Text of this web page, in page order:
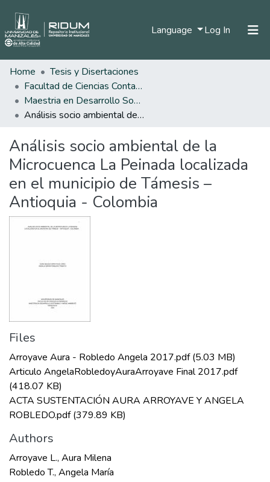
Language Log In (current)
Home
Tesis y Disertaciones
Facultad de Ciencias Contables Económicas y Administrativas
Maestria en Desarrollo Sostenible y Medio Ambiente
Análisis socio ambiental de la Microcuenca La Peinada localizada en el municipio de Támesis – Antioquia - Colombia
Análisis socio ambiental de la
Microcuenca La Peinada localizada
en el municipio de Támesis –
Antioquia - Colombia
Files
Arroyave Aura - Robledo Angela 2017.pdf(5.03 MB)
Articulo AngelaRobledoyAuraArroyave Final 2017.pdf
(418.07 KB)
ACTA SUSTENTACIÓN AURA ARROYAVE Y ANGELA
ROBLEDO.pdf(379.89 KB)
Authors
Arroyave L., Aura Milena
Robledo T., Angela María